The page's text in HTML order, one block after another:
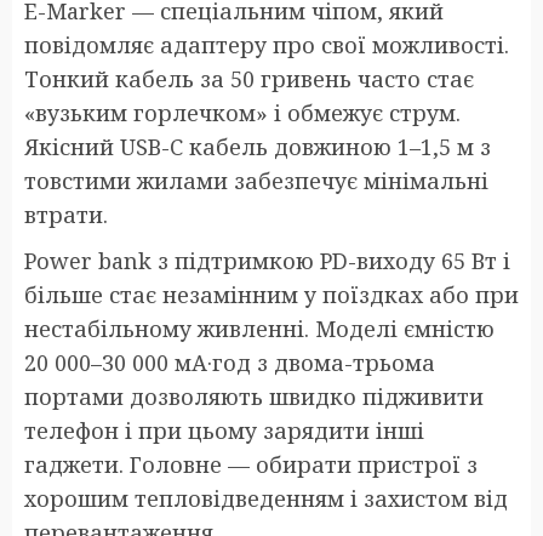
E-Marker — спеціальним чіпом, який
повідомляє адаптеру про свої можливості.
Тонкий кабель за 50 гривень часто стає
«вузьким горлечком» і обмежує струм.
Якісний USB-C кабель довжиною 1–1,5 м з
товстими жилами забезпечує мінімальні
втрати.
Power bank з підтримкою PD-виходу 65 Вт і
більше стає незамінним у поїздках або при
нестабільному живленні. Моделі ємністю
20 000–30 000 мА·год з двома-трьома
портами дозволяють швидко підживити
телефон і при цьому зарядити інші
гаджети. Головне — обирати пристрої з
хорошим тепловідведенням і захистом від